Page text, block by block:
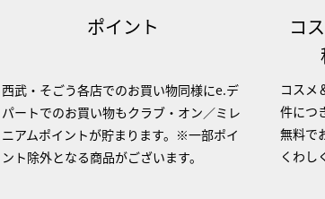
ポイント
西武・そごう各店でのお買い物同様にe.デ
パートでのお買い物もクラブ・オン／ミレ
ニアムポイントが貯まります。※一部ポイ
ント除外となる商品がございます。
コ
コスメ
件につ
無料で
くわし